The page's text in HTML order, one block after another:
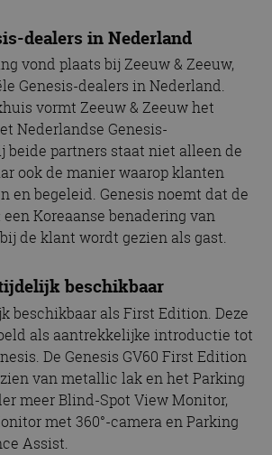
dealers in Nederland
vond plaats bij Zeeuw & Zeeuw,
Genesis-dealers in Nederland.
vormt Zeeuw & Zeeuw het
Nederlandse Genesis-
beide partners staat niet alleen de
ook de manier waarop klanten
en begeleid. Genesis noemt dat de
Koreaanse benadering van
de klant wordt gezien als gast.
beschikbaar
beschikbaar als First Edition. Deze
als aantrekkelijke introductie tot
De Genesis GV60 First Edition
van metallic lak en het Parking
meer Blind-Spot View Monitor,
met 360°-camera en Parking
Assist.